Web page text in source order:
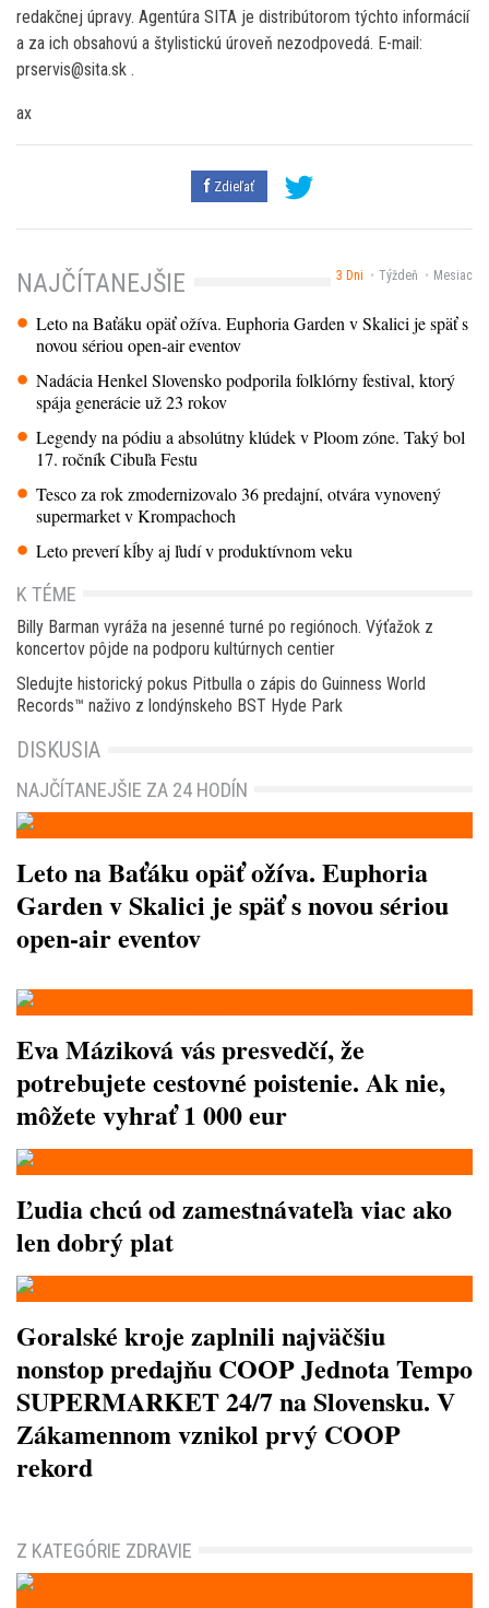
redakčnej úpravy. Agentúra SITA je distribútorom týchto informácií
a za ich obsahovú a štylistickú úroveň nezodpovedá. E-mail:
prservis@sita.sk .
ax
Zdieľať
3 Dni Týždeň Mesiac
NAJČÍTANEJŠIE
Leto na Baťáku opäť ožíva. Euphoria Garden v Skalici je späť s
novou sériou open-air eventov
Nadácia Henkel Slovensko podporila folklórny festival, ktorý
spája generácie už 23 rokov
Legendy na pódiu a absolútny klúdek v Ploom zóne. Taký bol
17. ročník Cibuľa Festu
Tesco za rok zmodernizovalo 36 predajní, otvára vynovený
supermarket v Krompachoch
Leto preverí kĺby aj ľudí v produktívnom veku
K TÉME
Billy Barman vyráža na jesenné turné po regiónoch. Výťažok z
koncertov pôjde na podporu kultúrnych centier
Sledujte historický pokus Pitbulla o zápis do Guinness World
Records™ naživo z londýnskeho BST Hyde Park
DISKUSIA
NAJČÍTANEJŠIE ZA 24 HODÍN
Leto na Baťáku opäť ožíva. Euphoria
Garden v Skalici je späť s novou sériou
open-air eventov
Eva Máziková vás presvedčí, že
potrebujete cestovné poistenie. Ak nie,
môžete vyhrať 1 000 eur
Ľudia chcú od zamestnávateľa viac ako
len dobrý plat
Goralské kroje zaplnili najväčšiu
nonstop predajňu COOP Jednota Tempo
SUPERMARKET 24/7 na Slovensku. V
Zákamennom vznikol prvý COOP
rekord
Z KATEGÓRIE ZDRAVIE